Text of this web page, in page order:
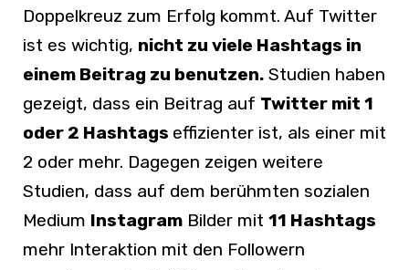
Doppelkreuz zum Erfolg kommt. Auf Twitter
ist es wichtig, nicht zu viele Hashtags in
einem Beitrag zu benutzen. Studien haben
gezeigt, dass ein Beitrag auf Twitter mit 1
oder 2 Hashtags effizienter ist, als einer mit
2 oder mehr. Dagegen zeigen weitere
Studien, dass auf dem berühmten sozialen
Medium Instagram Bilder mit 11 Hashtags
mehr Interaktion mit den Followern